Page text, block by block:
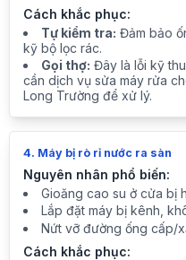
Cách khắc phục:
Tự kiểm tra: Đảm bảo
kỹ bộ lọc rác.
Gọi thợ: Đây là lỗi kỹ
cần dịch vụ sửa máy rửa
Long Trường để xử lý.
4. Máy bị rò rỉ nước ra sàn
Nguyên nhân phổ biến:
Gioăng cao su ở cửa bị
Lắp đặt máy bị kênh,
Nứt vỡ đường ống cấp/
Cách khắc phục: